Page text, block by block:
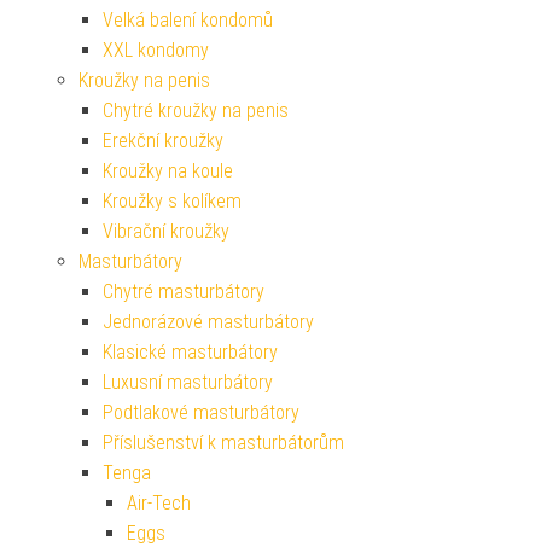
Velká balení kondomů
XXL kondomy
Kroužky na penis
Chytré kroužky na penis
Erekční kroužky
Kroužky na koule
Kroužky s kolíkem
Vibrační kroužky
Masturbátory
Chytré masturbátory
Jednorázové masturbátory
Klasické masturbátory
Luxusní masturbátory
Podtlakové masturbátory
Příslušenství k masturbátorům
Tenga
Air-Tech
Eggs